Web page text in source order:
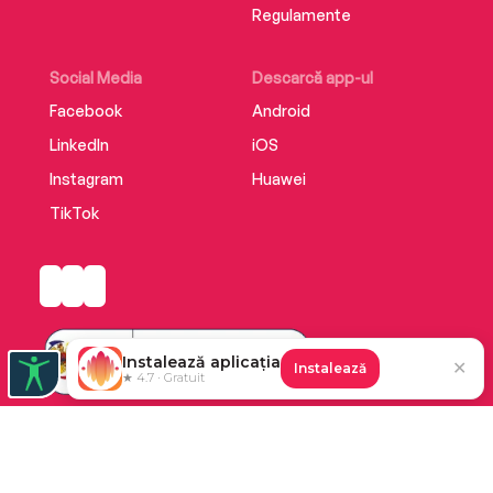
Social Media
Facebook
LinkedIn
Instagram
TikTok
Descarcă app-ul
Android
iOS
Huawei
Regulamente
Instalează aplicația
★ 4.7 · Gratuit
Instalează ✕